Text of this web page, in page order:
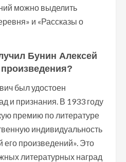
можно выделить
и «Рассказы о
Бунин Алексей
был удостоен
и признания. В 1933 году
премию по литературе
индивидуальность
произведений». Это
литературных наград